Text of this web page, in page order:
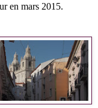
en mars 2015.